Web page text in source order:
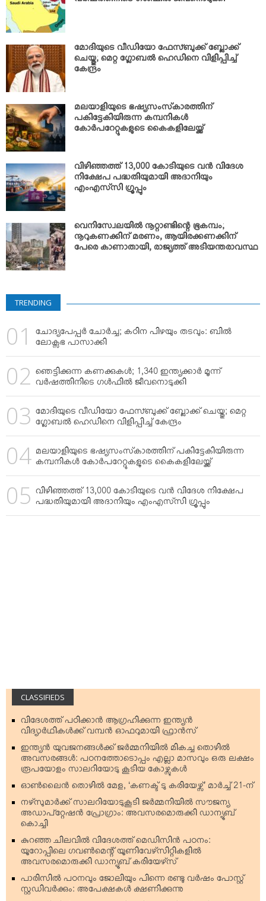
മോദിയുടെ വീഡിയോ ഫേസ്ബുക്ക് ബ്ലോക്ക്
ചെയ്തു; മെറ്റ ഗ്ലോബല്‍ ഹെഡിനെ വിളിപ്പിച്ച്
കേന്ദ്രം
മലയാളിയുടെ ഭഷ്യസംസ്‌കാരത്തിന്
പകിട്ടേകിയിരുന്ന കമ്പനികള്‍
കോര്‍പറേറ്റുകളുടെ കൈകളിലേയ്ക്ക്
വിഴിഞ്ഞത്ത് 13,000 കോടിയുടെ വന്‍ വിദേശ
നിക്ഷേപ പദ്ധതിയുമായി അദാനിയും
എംഎസ്‌സി ഗ്രൂപ്പും
വെനിസ്വേലയില്‍ നൂറ്റാണ്ടിന്റെ ഭൂകമ്പം;
നൂറുകണക്കിന് മരണം, ആയിരക്കണക്കിന്
പേരെ കാണാതായി, രാജ്യത്ത് അടിയന്തരാവസ്ഥ
TRENDING
ചോദ്യപേപ്പര്‍ ചോര്‍ച്ച; കഠിന പിഴയും തടവും: ബില്‍
ലോക്സഭ പാസാക്കി
ഞെട്ടിക്കുന്ന കണക്കുകള്‍; 1,340 ഇന്ത്യക്കാര്‍ മൂന്ന്
വര്‍ഷത്തിനിടെ ഗള്‍ഫില്‍ ജീവനൊടുക്കി
മോദിയുടെ വീഡിയോ ഫേസ്ബുക്ക് ബ്ലോക്ക് ചെയ്തു; മെറ്റ
ഗ്ലോബല്‍ ഹെഡിനെ വിളിപ്പിച്ച് കേന്ദ്രം
മലയാളിയുടെ ഭഷ്യസംസ്‌കാരത്തിന് പകിട്ടേകിയിരുന്ന
കമ്പനികള്‍ കോര്‍പറേറ്റുകളുടെ കൈകളിലേയ്ക്ക്
വിഴിഞ്ഞത്ത് 13,000 കോടിയുടെ വന്‍ വിദേശ നിക്ഷേപ
പദ്ധതിയുമായി അദാനിയും എംഎസ്‌സി ഗ്രൂപ്പും
CLASSIFIEDS
വിദേശത്ത് പഠിക്കാന്‍ ആഗ്രഹിക്കുന്ന ഇന്ത്യന്‍
വിദ്യാര്‍ഥികള്‍ക്ക് വമ്പന്‍ ഓഫറുമായി ഫ്രാന്‍സ്
ഇന്ത്യന്‍ യുവജനങ്ങള്‍ക്ക് ജര്‍മ്മനിയില്‍ മികച്ച തൊഴില്‍
അവസരങ്ങള്‍: പഠനത്തോടൊപ്പം എല്ലാ മാസവും ഒരു ലക്ഷം
രൂപയോളം സാലറിയോടു കൂടിയ കോഴ്സുകള്‍
ഓണ്‍ലൈന്‍ തൊഴില്‍ മേള, ‘കണക്ട് ടു കരിയേഴ്സ്’ മാര്‍ച്ച് 21-ന്
നഴ്‌സുമാര്‍ക്ക് സാലറിയോടുകൂടി ജര്‍മ്മനിയില്‍ സൗജന്യ
അഡാപ്റ്റേഷന്‍ പ്രോഗ്രാം: അവസരമൊരുക്കി ഡാന്യൂബ്
കൊച്ചി
കുറഞ്ഞ ചിലവില്‍ വിദേശത്ത് മെഡിസിന്‍ പഠനം:
യൂറോപ്പിലെ ഗവണ്‍മെന്റ് യൂണിവേഴ്‌സിറ്റികളില്‍
അവസരമൊരുക്കി ഡാന്യൂബ് കരിയേഴ്‌സ്
പാരിസില്‍ പഠനവും ജോലിയും പിന്നെ രണ്ടു വര്‍ഷം പോസ്റ്റ്
സ്റ്റഡിവര്‍ക്കും: അപേക്ഷകള്‍ ക്ഷണിക്കുന്നു